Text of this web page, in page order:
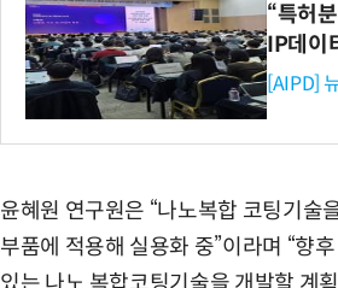
“특허
IP데이
[AIPD]
윤혜원 연구원은 “나노복합 코팅기술
부품에 적용해 실용화 중”이라며 “향